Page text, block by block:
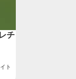
チ
ト